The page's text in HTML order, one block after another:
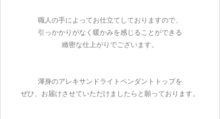
職人の手によってお仕立てしておりますので、
引っかかりがなく暖かみを感じることができる
緻密な仕上がりでございます。
渾身のアレキサンドライトペンダントトップを
ぜひ、お届けさせていただけましたらと願っております。